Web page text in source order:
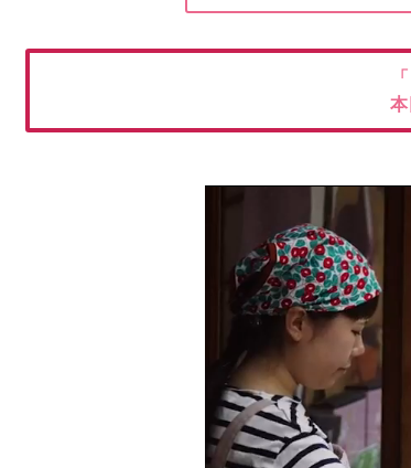
「